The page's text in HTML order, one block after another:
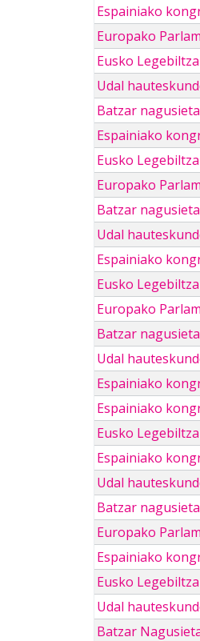
Espainiako
Europako
Eusko
Udal
Batzar
Espainiako
Eusko
Europako
Batzar
Udal
Espainiako
Eusko
Europako
Batzar
Udal
Espainiako
Espainiako
Eusko
Espainiako
Udal
Batzar
Europako
Espainiako
Eusko
Udal
Batzar